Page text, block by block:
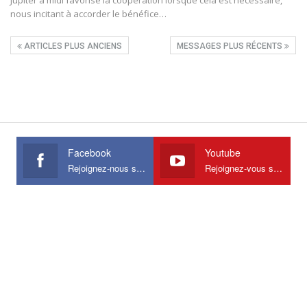
nous incitant à accorder le bénéfice…
ARTICLES PLUS ANCIENS MESSAGES PLUS RÉCENTS
Facebook
Rejoignez-nous sur Facebook
Youtube
Rejoignez-vous sur Youtube